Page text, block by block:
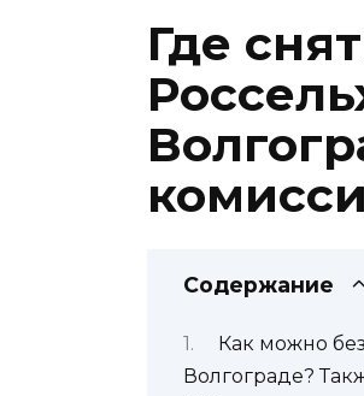
Где
Содержание
Как можно
Волгограде?